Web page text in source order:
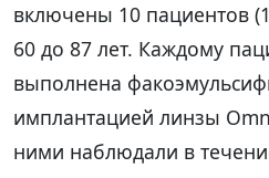
включены 10 пациентов
60 до 87 лет. Каждому
выполнена
имплантацией линзы
ними наблюдали в